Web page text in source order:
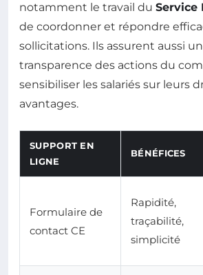
notamment le travail du Service
de coordonner et répondre
sollicitations. Ils assurent aussi
transparence des actions du
sensibiliser les salariés sur leurs
avantages.
SUPPORT EN
LIGNE
BÉNÉFICES
Formulaire de
contact CE
Rapidité,
traçabilité,
simplicité